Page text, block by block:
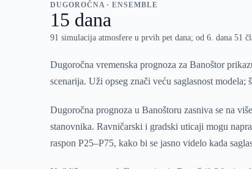
DUGOROČNA · ENSEMBLE
15 dana
91 simulacija atmosfere u prvih pet dana; od 6. dana 51
Dugoročna vremenska prognoza za Banoštor
scenarija. Uži opseg znači veću saglasnost
Dugoročna prognoza u Banoštoru zasniva se na
stanovnika. Ravničarski i gradski uticaji mogu
raspon P25–P75, kako bi se jasno videlo kada